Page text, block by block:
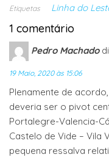
Etiquetas
Linha do
1 comentário
Pedro Machado
19 Maio, 2020 às 15:06
Plenamente de
deveria ser o pivot
Portalegre-Valencia-
Castelo de Vide – Vila
pequena ressalva